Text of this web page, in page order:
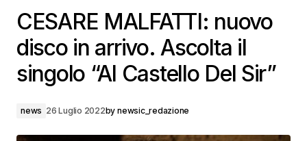
singolo “Al Castello Del Sir”
CESARE MALFATTI: nuovo
disco in arrivo. Ascolta il
singolo “Al Castello Del Sir”
news 26 Luglio 2022by newsic_redazione